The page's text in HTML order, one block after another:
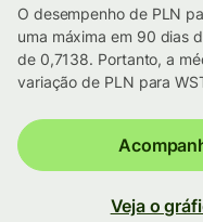
O desempenho de PLN
uma máxima em 90 dias
de 0,7138. Portanto, a
variação de PLN para
Veja o